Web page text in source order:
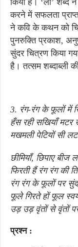
किया है। ‘लो’ शब्द
करने में सफलता
ने कवि के कथन को
पुनरुक्ति प्रकाश,
सुंदर चित्रण किया
है। तत्सम शब्दाब्ली
3. रंग-रंग के फूलों में
हँस रही सखियाँ मटर
मखमली पेटियों सी
छीमियाँ, छिपाए बीज
फिरती हैं रंग रंग की
रंग रंग के फूलों पर
फूले गिरते हों फूल
उड़ उड़ वृंतों से वृंतों
प्रश्न :